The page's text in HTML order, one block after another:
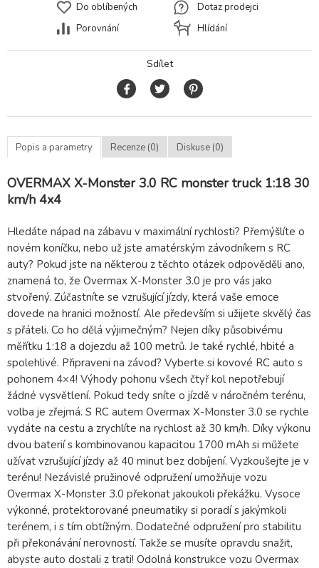
Do oblíbených
Porovnání
Dotaz prodejci
Hlídání
Sdílet
Popis a parametry Recenze (0) Diskuse (0)
OVERMAX X-Monster 3.0 RC monster truck 1:18 30
km/h 4x4
Hledáte nápad na zábavu v maximální rychlosti? Přemýšlíte o
novém koníčku, nebo už jste amatérským závodníkem s RC
auty? Pokud jste na některou z těchto otázek odpověděli ano,
znamená to, že Overmax X-Monster 3.0 je pro vás jako
stvořený. Zúčastníte se vzrušující jízdy, která vaše emoce
dovede na hranici možností. Ale především si užijete skvělý čas
s přáteli. Co ho dělá výjimečným? Nejen díky působivému
měřítku 1:18 a dojezdu až 100 metrů. Je také rychlé, hbité a
spolehlivé. Připraveni na závod? Vyberte si kovové RC auto s
pohonem 4×4! Výhody pohonu všech čtyř kol nepotřebují
žádné vysvětlení. Pokud tedy sníte o jízdě v náročném terénu,
volba je zřejmá. S RC autem Overmax X-Monster 3.0 se rychle
vydáte na cestu a zrychlíte na rychlost až 30 km/h. Díky výkonu
dvou baterií s kombinovanou kapacitou 1700 mAh si můžete
užívat vzrušující jízdy až 40 minut bez dobíjení. Vyzkoušejte je v
terénu! Nezávislé pružinové odpružení umožňuje vozu
Overmax X-Monster 3.0 překonat jakoukoli překážku. Vysoce
výkonné, protektorované pneumatiky si poradí s jakýmkoli
terénem, ​​i s tím obtížným. Dodatečné odpružení pro stabilitu
při překonávání nerovností. Takže se musíte opravdu snažit,
abyste auto dostali z trati! Odolná konstrukce vozu Overmax